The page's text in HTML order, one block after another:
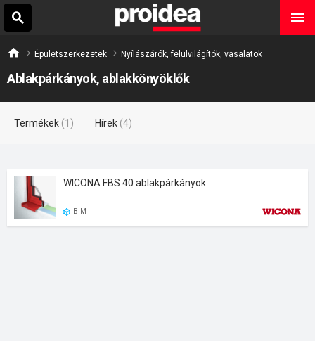
Épületszerkezetek Nyílászárók, felülvilágítók, vasalatok
Ablakpárkányok, ablakkönyöklők
Termékek (1) Hírek (4)
WICONA FBS 40 ablakpárkányok
BIM